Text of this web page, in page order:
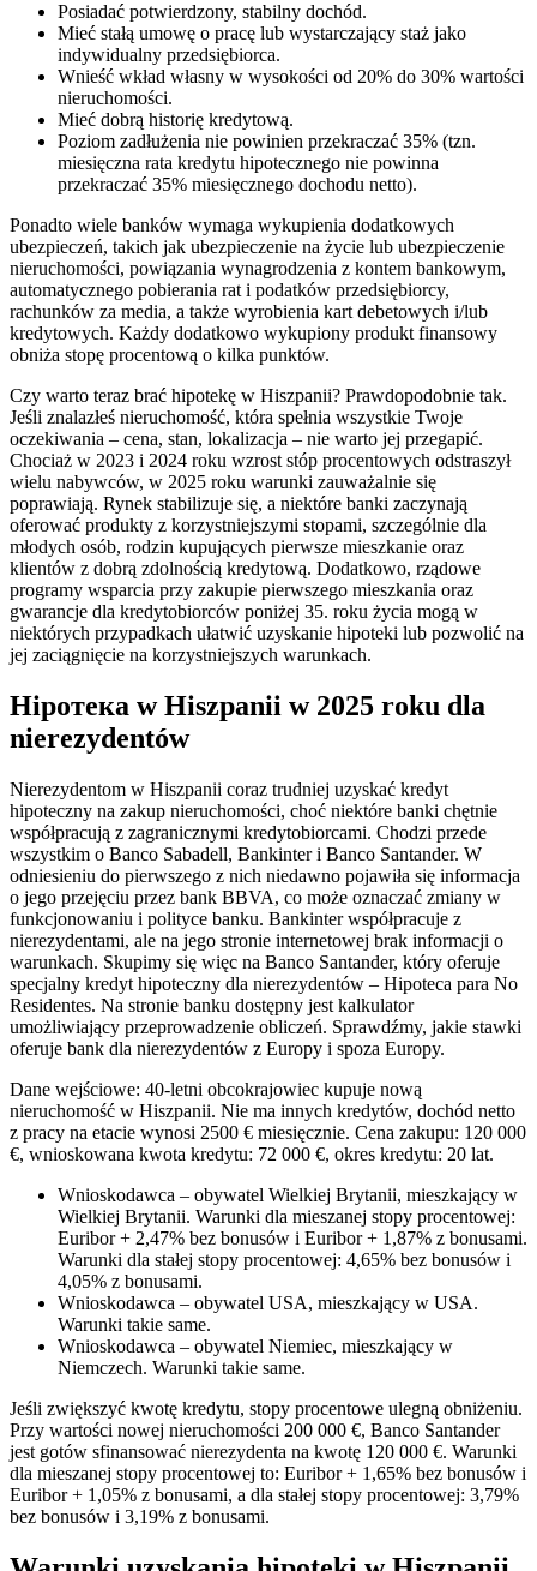
Posiadać potwierdzony, stabilny dochód.
Mieć stałą umowę o pracę lub wystarczający staż jako
indywidualny przedsiębiorca.
Wnieść wkład własny w wysokości od 20% do 30% wartości
nieruchomości.
Mieć dobrą historię kredytową.
Poziom zadłużenia nie powinien przekraczać 35% (tzn.
miesięczna rata kredytu hipotecznego nie powinna
przekraczać 35% miesięcznego dochodu netto).
Ponadto wiele banków wymaga wykupienia dodatkowych
ubezpieczeń, takich jak ubezpieczenie na życie lub ubezpieczenie
nieruchomości, powiązania wynagrodzenia z kontem bankowym,
automatycznego pobierania rat i podatków przedsiębiorcy,
rachunków za media, a także wyrobienia kart debetowych i/lub
kredytowych. Każdy dodatkowo wykupiony produkt finansowy
obniża stopę procentową o kilka punktów.
Czy warto teraz brać hipotekę w Hiszpanii? Prawdopodobnie tak.
Jeśli znalazłeś nieruchomość, która spełnia wszystkie Twoje
oczekiwania – cena, stan, lokalizacja – nie warto jej przegapić.
Chociaż w 2023 i 2024 roku wzrost stóp procentowych odstraszył
wielu nabywców, w 2025 roku warunki zauważalnie się
poprawiają. Rynek stabilizuje się, a niektóre banki zaczynają
oferować produkty z korzystniejszymi stopami, szczególnie dla
młodych osób, rodzin kupujących pierwsze mieszkanie oraz
klientów z dobrą zdolnością kredytową. Dodatkowo, rządowe
programy wsparcia przy zakupie pierwszego mieszkania oraz
gwarancje dla kredytobiorców poniżej 35. roku życia mogą w
niektórych przypadkach ułatwić uzyskanie hipoteki lub pozwolić na
jej zaciągnięcie na korzystniejszych warunkach.
Hipотека w Hiszpanii w 2025 roku dla
nierezydentów
Nierezydentom w Hiszpanii coraz trudniej uzyskać kredyt
hipoteczny na zakup nieruchomości, choć niektóre banki chętnie
współpracują z zagranicznymi kredytobiorcami. Chodzi przede
wszystkim o Banco Sabadell, Bankinter i Banco Santander. W
odniesieniu do pierwszego z nich niedawno pojawiła się informacja
o jego przejęciu przez bank BBVA, co może oznaczać zmiany w
funkcjonowaniu i polityce banku. Bankinter współpracuje z
nierezydentami, ale na jego stronie internetowej brak informacji o
warunkach. Skupimy się więc na Banco Santander, który oferuje
specjalny kredyt hipoteczny dla nierezydentów – Hipoteca para No
Residentes. Na stronie banku dostępny jest kalkulator
umożliwiający przeprowadzenie obliczeń. Sprawdźmy, jakie stawki
oferuje bank dla nierezydentów z Europy i spoza Europy.
Dane wejściowe: 40-letni obcokrajowiec kupuje nową
nieruchomość w Hiszpanii. Nie ma innych kredytów, dochód netto
z pracy na etacie wynosi 2500 € miesięcznie. Cena zakupu: 120 000
€, wnioskowana kwota kredytu: 72 000 €, okres kredytu: 20 lat.
Wnioskodawca – obywatel Wielkiej Brytanii, mieszkający w
Wielkiej Brytanii. Warunki dla mieszanej stopy procentowej:
Euribor + 2,47% bez bonusów i Euribor + 1,87% z bonusami.
Warunki dla stałej stopy procentowej: 4,65% bez bonusów i
4,05% z bonusami.
Wnioskodawca – obywatel USA, mieszkający w USA.
Warunki takie same.
Wnioskodawca – obywatel Niemiec, mieszkający w
Niemczech. Warunki takie same.
Jeśli zwiększyć kwotę kredytu, stopy procentowe ulegną obniżeniu.
Przy wartości nowej nieruchomości 200 000 €, Banco Santander
jest gotów sfinansować nierezydenta na kwotę 120 000 €. Warunki
dla mieszanej stopy procentowej to: Euribor + 1,65% bez bonusów i
Euribor + 1,05% z bonusami, a dla stałej stopy procentowej: 3,79%
bez bonusów i 3,19% z bonusami.